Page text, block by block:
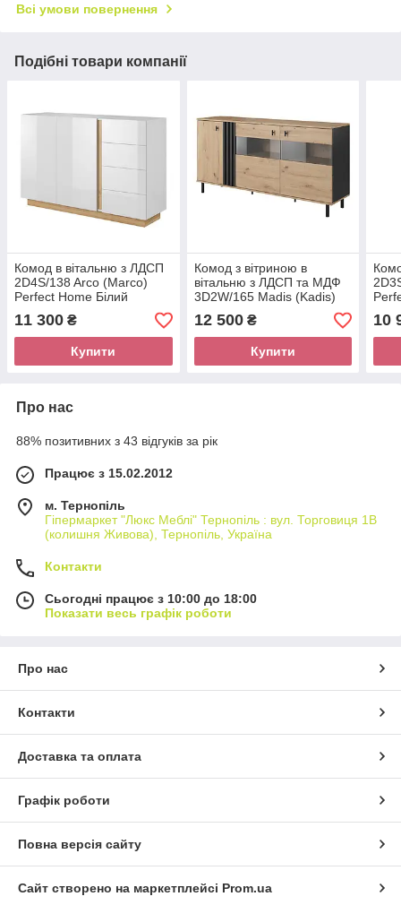
Всі умови повернення
Подібні товари компанії
Комод в вітальню з ЛДСП
2D4S/138 Arco (Marco)
Perfect Home Білий
глянець/Дуб грандсон
11 300 ₴
Купити
Комод з вітриною в
вітальню з ЛДСП та МДФ
3D2W/165 Madis (Kadis)
Perfect Home
12 500₴
Купити
Дуб
10
Про нас
88% позитивних з 43 відгуків за рік
Працює з 15.02.2012
м. Тернопіль
Гіпермаркет "Люкс Меблі" Тернопіль : вул. Торговиця 1В
(колишня Живова), Тернопіль, Україна
Контакти
Сьогодні працює з 10:00 до 18:00
Показати весь графік роботи
Про нас
Контакти
Доставка та оплата
Графік роботи
Повна версія сайту
Сайт створено на маркетплейсі Prom.ua